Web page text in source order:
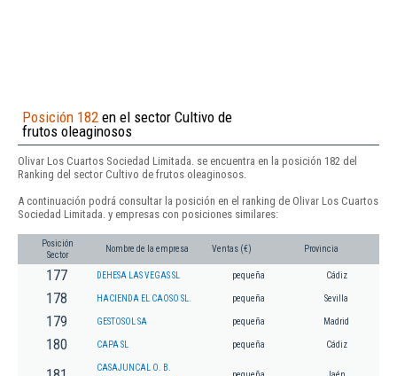
Posición 182 en el sector Cultivo de
frutos oleaginosos
Olivar Los Cuartos Sociedad Limitada. se encuentra en la posición 182 del
Ranking del sector Cultivo de frutos oleaginosos.
A continuación podrá consultar la posición en el ranking de Olivar Los Cuartos
Sociedad Limitada. y empresas con posiciones similares:
Posición
Sector
Nombre de la empresa Ventas (€) Provincia
177 DEHESA LAS VEGAS SL pequeña Cádiz
178 HACIENDA EL CAOSO SL. pequeña Sevilla
179 GESTOSOL SA pequeña Madrid
180 CAPA SL pequeña Cádiz
CASAJUNCAL O. B.